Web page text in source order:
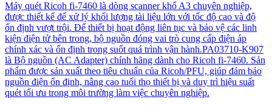
Máy quét Ricoh fi-7460 là dòng scanner khổ A3 chuyên nghiệp,
được thiết kế để xử lý khối lượng tài liệu lớn với tốc độ cao và độ
ổn định vượt trội. Để thiết bị hoạt động liên tục và bảo vệ các linh
kiện điện tử bên trong, bộ nguồn đóng vai trò cung cấp điện áp
chính xác và ổn định trong suốt quá trình vận hành.PA03710-K907
là Bộ nguồn (AC Adapter) chính hãng dành cho Ricoh fi-7460. Sản
phẩm được sản xuất theo tiêu chuẩn của Ricoh/PFU, giúp đảm bảo
nguồn điện ổn định, nâng cao tuổi thọ thiết bị và duy trì hiệu suất
quét tối ưu trong môi trường làm việc chuyên nghiệp.